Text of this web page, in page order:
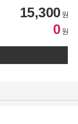
15,300 원
0 원